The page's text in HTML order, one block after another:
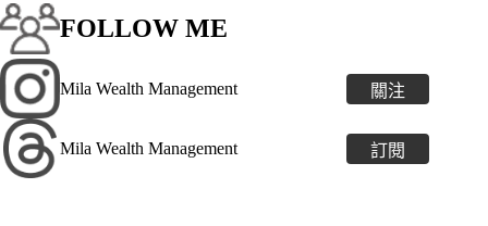
FOLLOW ME
Mila Wealth Management 關注
Mila Wealth Management 訂閱